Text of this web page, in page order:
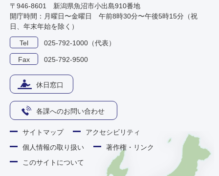
〒946-8601 新潟県魚沼市小出島910番地
開庁時間：月曜日〜金曜日 午前8時30分〜午後5時15分（祝
日、年末年始を除く）
Tel 025-792-1000（代表）
Fax 025-792-9500
休日窓口
各課へのお問い合わせ
サイトマップ
アクセシビリティ
個人情報の取り扱い
著作権・リンク
このサイトについて